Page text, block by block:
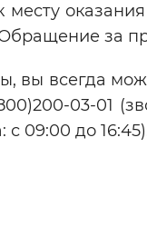
месту
за
вы всегда
03-01
с 09:00 до